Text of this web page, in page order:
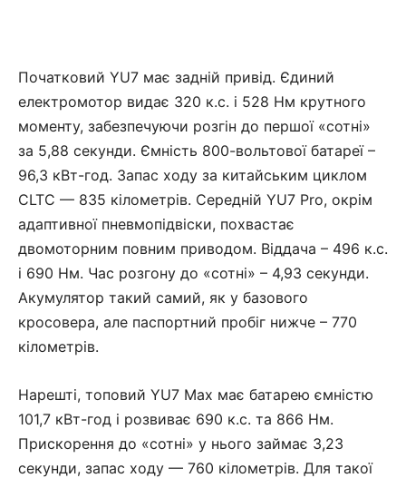
Початковий YU7 має задній привід. Єдиний
електромотор видає 320 к.с. і 528 Нм крутного
моменту, забезпечуючи розгін до першої «сотні»
за 5,88 секунди. Ємність 800-вольтової батареї –
96,3 кВт-год. Запас ходу за китайським циклом
CLTC — 835 кілометрів. Середній YU7 Pro, окрім
адаптивної пневмопідвіски, похвастає
двомоторним повним приводом. Віддача – 496 к.с.
і 690 Нм. Час розгону до «сотні» – 4,93 секунди.
Акумулятор такий самий, як у базового
кросовера, але паспортний пробіг нижче – 770
кілометрів.
Нарешті, топовий YU7 Max має батарею ємністю
101,7 кВт-год і розвиває 690 к.с. та 866 Нм.
Прискорення до «сотні» у нього займає 3,23
секунди, запас ходу — 760 кілометрів. Для такої